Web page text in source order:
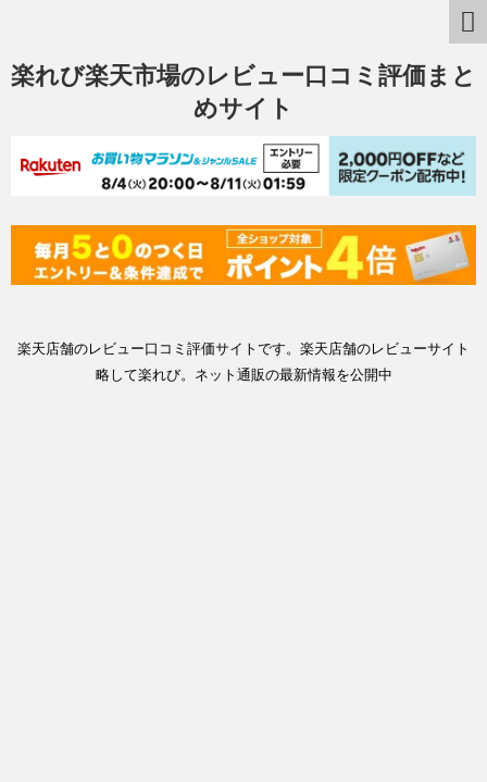
楽れび楽天市場のレビュー口コミ評価まと
めサイト
楽天店舗のレビュー口コミ評価サイトです。楽天店舗のレビューサイト
略して楽れび。ネット通販の最新情報を公開中